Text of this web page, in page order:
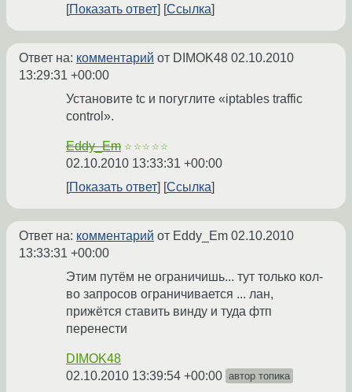
Показать ответ Ссылка
Ответ на: комментарий от DIMOK48 02.10.2010
13:29:31 +00:00
Установите tc и погуглите «iptables traffic
control».
Eddy_Em ☆☆☆☆☆
02.10.2010 13:33:31 +00:00
Показать ответ
Ссылка
Ответ на: комментарий от Eddy_Em 02.10.2010
13:33:31 +00:00
Этим путём не ограничишь... тут только кол-
во запросов ограничивается ... лан,
прижётся ставить винду и туда фтп
перенести
DIMOK48
02.10.2010 13:39:54 +00:00 автор топика